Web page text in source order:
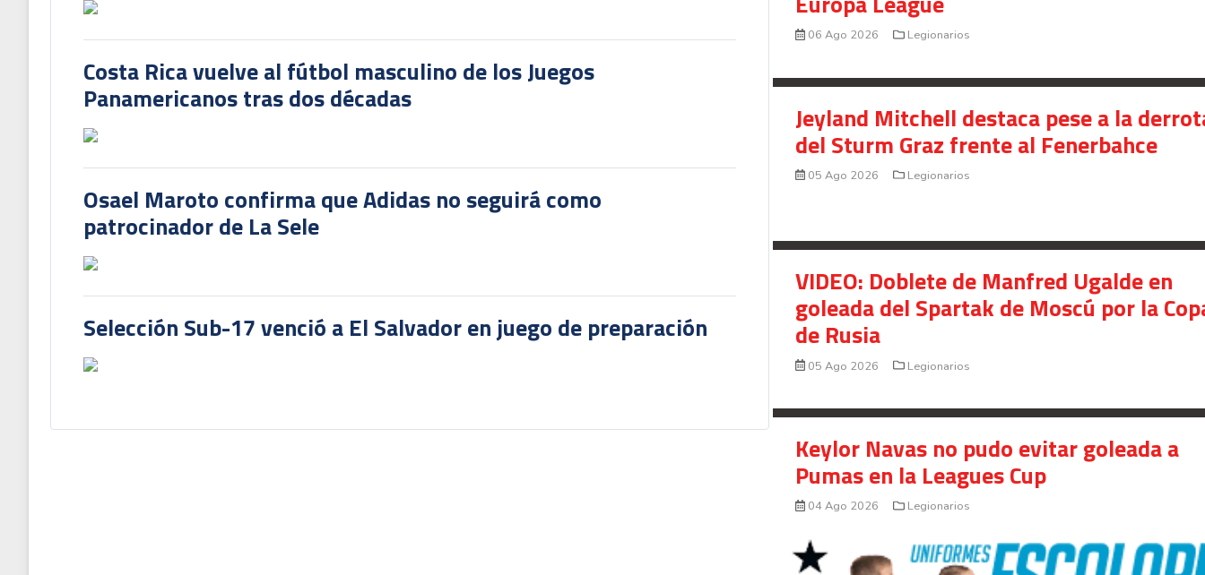
Your Add Here !!
Costa Rica vuelve al fútbol masculino de los Juegos
Panamericanos tras dos décadas
Osael Maroto confirma que Adidas no seguirá como
patrocinador de La Sele
Selección Sub-17 venció a El Salvador en juego de preparación
06 Ago 2026 Legionarios
Jeyland Mitchell destaca pese a la
del Sturm Graz frente al Fenerbahce
05 Ago 2026 Legionarios
VIDEO: Doblete de Manfred Ugalde en
goleada del Spartak de Moscú por la
de Rusia
05 Ago 2026 Legionarios
Keylor Navas no pudo evitar goleada a
Pumas en la Leagues Cup
04 Ago 2026 Legionarios